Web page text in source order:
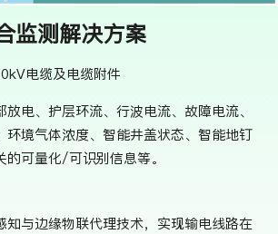
监测解决方案
电缆及电缆附件
放电、护层环流、行波电流、故障电流、
环境气体浓度、智能井盖状态、智能地钉
可量化/可识别信息等。
知与边缘物联代理技术，实现输电线路在